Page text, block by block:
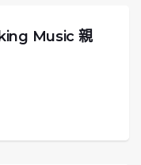
Music 親